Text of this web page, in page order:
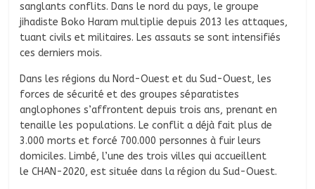
sanglants conflits. Dans le nord du pays, le groupe
jihadiste Boko Haram multiplie depuis 2013 les attaques,
tuant civils et militaires. Les assauts se sont intensifiés
ces derniers mois.
Dans les régions du Nord-Ouest et du Sud-Ouest, les
forces de sécurité et des groupes séparatistes
anglophones s’affrontent depuis trois ans, prenant en
tenaille les populations. Le conflit a déjà fait plus de
3.000 morts et forcé 700.000 personnes à fuir leurs
domiciles. Limbé, l’une des trois villes qui accueillent
le CHAN-2020, est située dans la région du Sud-Ouest.